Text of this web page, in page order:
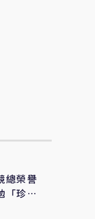
總榮譽
珍惜